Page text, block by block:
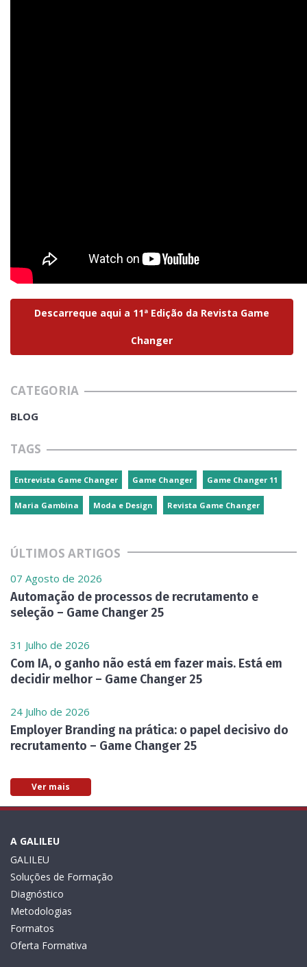
Descarreque aqui a 11ª Edição da Revista Game
Changer
CATEGORIA
BLOG
TAGS
Entrevista Game Changer Game Changer Game Changer 11
Maria Gambina Moda e Design Revista Game Changer
ÚLTIMOS ARTIGOS
07 Agosto de 2026
Automação de processos de recrutamento e
seleção – Game Changer 25
31 Julho de 2026
Com IA, o ganho não está em fazer mais. Está em
decidir melhor – Game Changer 25
24 Julho de 2026
Employer Branding na prática: o papel decisivo do
recrutamento – Game Changer 25
Ver mais
A GALILEU
GALILEU
Soluções de Formação
Diagnóstico
Metodologias
Formatos
Oferta Formativa